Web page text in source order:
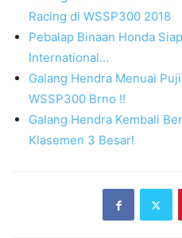
Racing di WSSP300 2018
Pebalap Binaan Honda
International…
Galang Hendra Menuai
WSSP300 Brno !!
Galang Hendra Kembali
Klasemen 3 Besar!